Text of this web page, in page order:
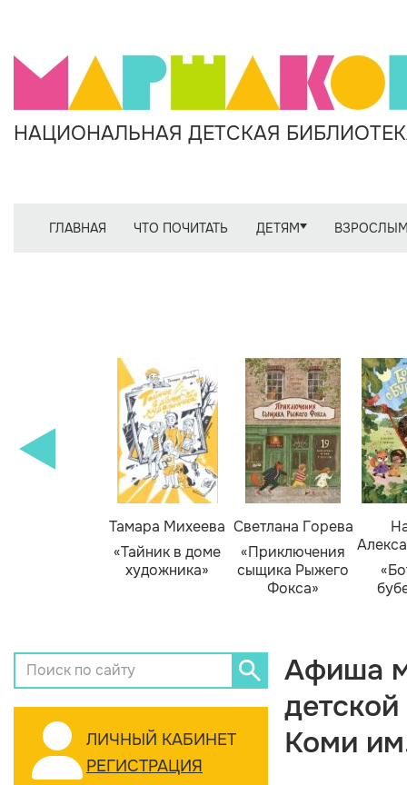
НАЦИОНАЛЬНАЯ ДЕТСКАЯ
ГЛАВНАЯ ЧТО ПОЧИТАТЬ ДЕТЯМ
Тамара Михеева
«Тайник в доме
художника»
Светлана Горева
«Приключения
сыщика Рыжего
Фокса»
ЛИЧНЫЙ КАБИНЕТ
РЕГИСТРАЦИЯ
Афиша
Коми